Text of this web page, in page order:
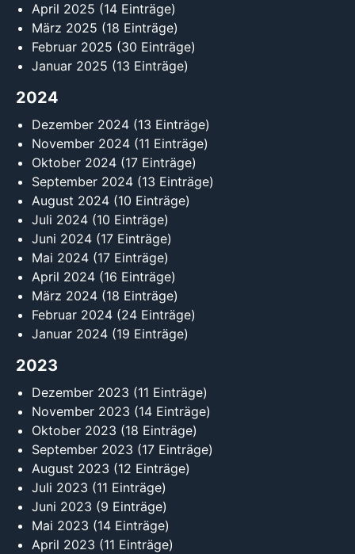
April 2025 (14 Einträge)
März 2025 (18 Einträge)
Februar 2025 (30 Einträge)
Januar 2025 (13 Einträge)
2024
Dezember 2024 (13 Einträge)
November 2024 (11 Einträge)
Oktober 2024 (17 Einträge)
September 2024 (13 Einträge)
August 2024 (10 Einträge)
Juli 2024 (10 Einträge)
Juni 2024 (17 Einträge)
Mai 2024 (17 Einträge)
April 2024 (16 Einträge)
März 2024 (18 Einträge)
Februar 2024 (24 Einträge)
Januar 2024 (19 Einträge)
2023
Dezember 2023 (11 Einträge)
November 2023 (14 Einträge)
Oktober 2023 (18 Einträge)
September 2023 (17 Einträge)
August 2023 (12 Einträge)
Juli 2023 (11 Einträge)
Juni 2023 (9 Einträge)
Mai 2023 (14 Einträge)
April 2023 (11 Einträge)